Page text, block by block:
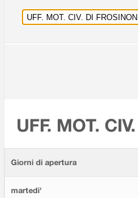
UFF. MOT.
Giorni di apertura
martedi'